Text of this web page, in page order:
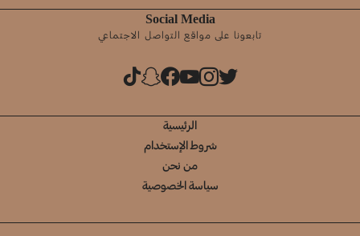
Social Media
تابعونا على مواقع التواصل الاجتماعي
الرئيسية
شروط الإستخدام
من نحن
سياسة الخصوصية